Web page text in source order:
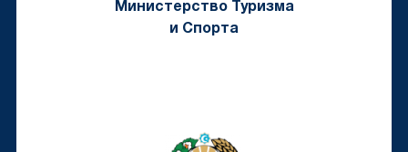
Министерство Туризма
и Спорта